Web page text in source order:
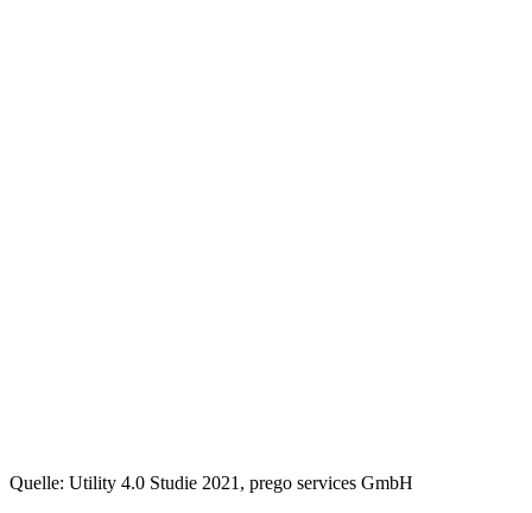
Quelle: Utility 4.0 Studie 2021, prego services GmbH